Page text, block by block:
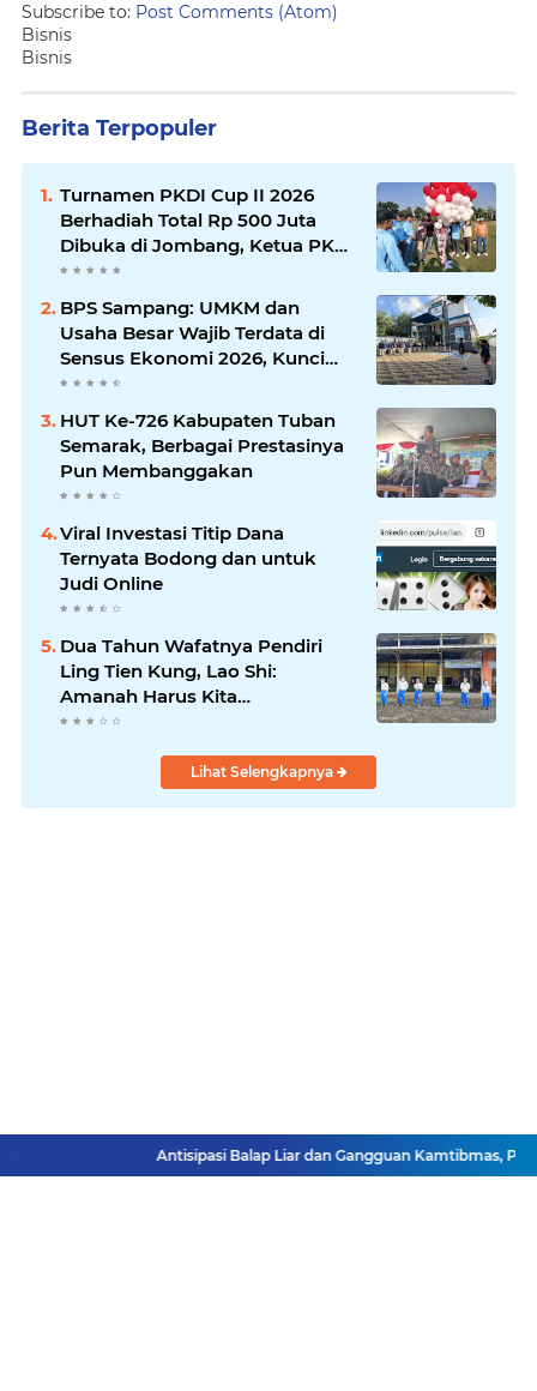
Subscribe to: Post Comments (Atom)
Bisnis
Bisnis
Berita Terpopuler
Turnamen PKDI Cup II 2026
Berhadiah Total Rp 500 Juta
Dibuka di Jombang, Ketua PKDI
Jatim Syaifullah Mahdi: Ajang
Komunikasi Antar-Kades untuk
Memajukan Desa
BPS Sampang: UMKM dan
Usaha Besar Wajib Terdata di
Sensus Ekonomi 2026, Kunci
Kebijakan Tepat Sasaran
HUT Ke-726 Kabupaten Tuban
Semarak, Berbagai Prestasinya
Pun Membanggakan
Viral Investasi Titip Dana
Ternyata Bodong dan untuk
Judi Online
Dua Tahun Wafatnya Pendiri
Ling Tien Kung, Lao Shi:
Amanah Harus Kita
Laksanakan!
Lihat Selengkapnya
Antisipasi Balap Liar dan Gangguan Kamtibmas,